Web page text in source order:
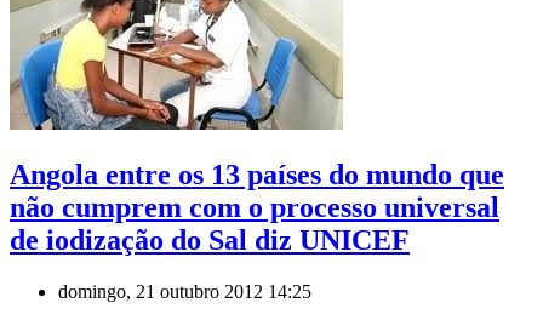
Angola entre os 13 países do mundo que
não cumprem com o processo universal
de iodização do Sal diz UNICEF
domingo, 21 outubro 2012 14:25